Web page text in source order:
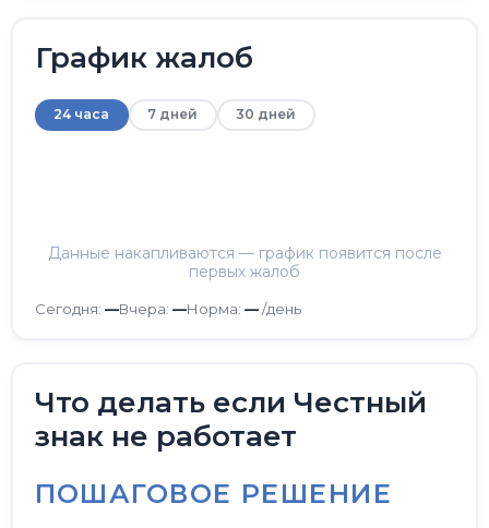
График жалоб
24 часа 7 дней 30 дней
Данные накапливаются — график появится после
первых жалоб
Сегодня: —Вчера: —Норма: —/день
Что делать если Честный
знак не работает
ПОШАГОВОЕ РЕШЕНИЕ